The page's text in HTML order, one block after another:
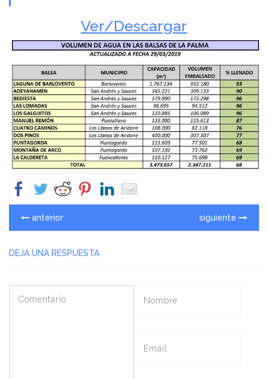
Ver/Descargar
anterior siguiente
DEJA UNA RESPUESTA